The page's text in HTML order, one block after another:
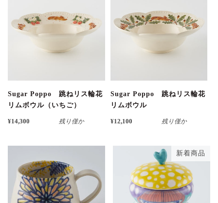
Sugar Poppo 跳ねリス輪花
リムボウル（いちご）
¥14,300 残り僅か
Sugar Poppo 跳ねリス輪花
リムボウル
¥12,100 残り僅か
新着商品